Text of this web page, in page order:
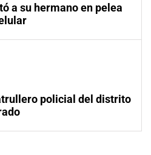
a su hermano en pelea
policial del distrito